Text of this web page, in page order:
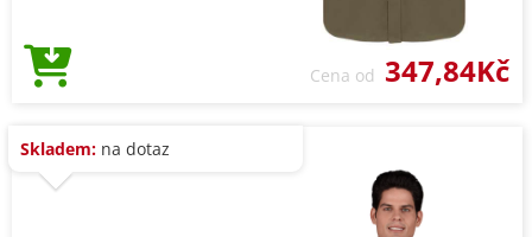
Cena od 347,84Kč
Skladem: na dotaz